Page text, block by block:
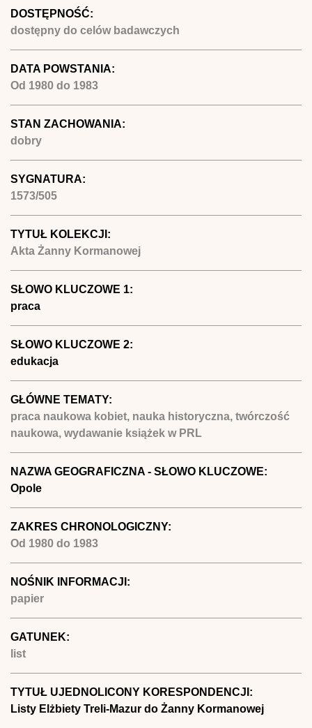
DOSTĘPNOŚĆ:
dostępny do celów badawczych
DATA POWSTANIA:
Od 1980 do 1983
STAN ZACHOWANIA:
dobry
SYGNATURA:
1573/505
TYTUŁ KOLEKCJI:
Akta Żanny Kormanowej
SŁOWO KLUCZOWE 1:
praca
SŁOWO KLUCZOWE 2:
edukacja
GŁÓWNE TEMATY:
praca naukowa kobiet, nauka historyczna, twórczość
naukowa, wydawanie książek w PRL
NAZWA GEOGRAFICZNA - SŁOWO KLUCZOWE:
Opole
ZAKRES CHRONOLOGICZNY:
Od 1980 do 1983
NOŚNIK INFORMACJI:
papier
GATUNEK:
list
TYTUŁ UJEDNOLICONY KORESPONDENCJI:
Listy Elżbiety Treli-Mazur do Żanny Kormanowej